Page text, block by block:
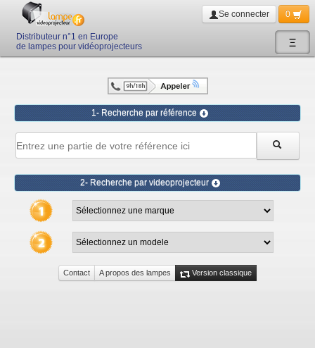
Ξ
Distributeur n°1 en Europe
de lampes pour vidéoprojecteurs
Se connecter 0
1- Recherche par référence
2- Recherche par videoprojecteur
Contact A propos des lampes Version classique